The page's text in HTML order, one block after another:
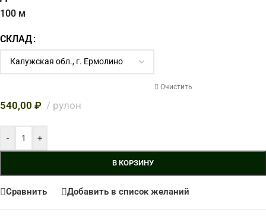
100 м
СКЛАД
Очистить
540,00 ₽ рулон
- +
В КОРЗИНУ
Сравнить Добавить в список желаний